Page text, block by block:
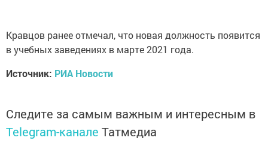
Кравцов ранее отмечал, что новая должность появится
в учебных заведениях в марте 2021 года.
Источник: РИА Новости
Следите за самым важным и интересным в
Telegram-канале Татмедиа